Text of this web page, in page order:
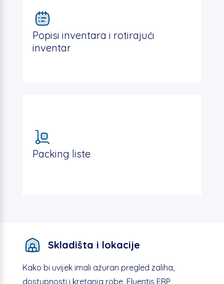
Popisi inventara i rotirajući
inventar
Packing liste
Skladišta i lokacije
Kako bi uvijek imali ažuran pregled zaliha,
dostupnosti i kretanja robe, Fluentis ERP